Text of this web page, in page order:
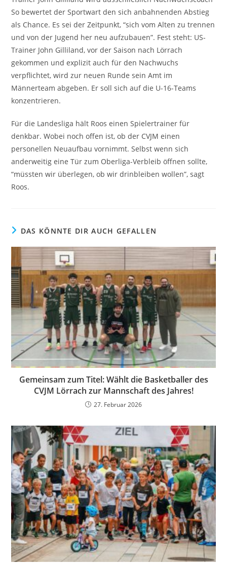
So bewertet der Sportwart den sich anbahnenden Abstieg
als Chance. Es sei der Zeitpunkt, “sich vom Alten zu trennen
und von der Jugend her neu aufzubauen”. Fest steht: US-
Trainer John Gilliland, vor der Saison nach Lörrach
gekommen und explizit auch für den Nachwuchs
verpflichtet, wird zur neuen Runde sein Amt im
Männerteam abgeben. Er soll sich auf die U-16-Teams
konzentrieren.
Für die Landesliga hält Roos einen Spielertrainer für
denkbar. Wobei noch offen ist, ob der CVJM einen
personellen Neuaufbau vornimmt. Selbst wenn sich
anderweitig eine Tür zum Oberliga-Verbleib öffnen sollte,
“müssten wir überlegen, ob wir drinbleiben wollen”, sagt
Roos.
DAS KÖNNTE DIR AUCH GEFALLEN
Gemeinsam zum Titel: Wählt die Basketballer des
CVJM Lörrach zur Mannschaft des Jahres!
27. Februar 2026